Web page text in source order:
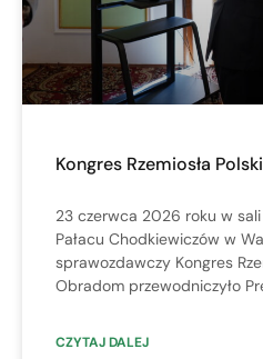
Kongres Rzemiosła
23 czerwca 2026 roku w
Pałacu Chodkiewiczów w
sprawozdawczy Kongres
Obradom przewodniczyło
CZYTAJ DALEJ